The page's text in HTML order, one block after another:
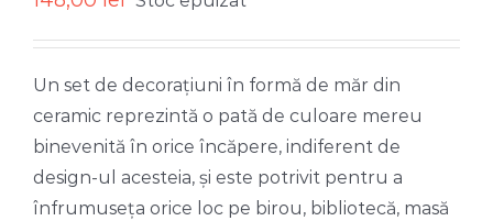
Un set de decorațiuni în formă de măr din
ceramic reprezintă o pată de culoare mereu
binevenită în orice încăpere, indiferent de
design-ul acesteia, și este potrivit pentru a
înfrumuseța orice loc pe birou, bibliotecă, masă